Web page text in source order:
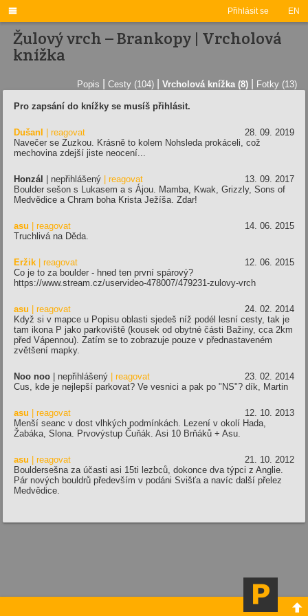
Přihlásit se EN

Žulový vrch – Brankopy | Vrcholová
knížka
Popis Cesty (104) Vrcholová knížka (8) Fotky (13)
Pro zapsání do knížky se musíš přihlásit.
DušanI | reagovat
28. 09. 2019
Navečer se Zuzkou. Krásně to kolem Nohsleda prokáceli, což
mechovina zdejší jiste neocení...
Honzál | nepřihlášený | reagovat
13. 09. 2017
Boulder sešon s Lukasem a s Ájou. Mamba, Kwak, Grizzly, Sons of
Medvědice a Chram boha Krista Ježíša. Zdar!
asu | reagovat
14. 06. 2015
Truchlivá na Děda.
Eržik | reagovat
12. 06. 2015
Co je to za boulder - hned ten první spárový?
https://www.stream.cz/uservideo-478007/479231-zulovy-vrch
asu | reagovat
24. 02. 2014
Když si v mapce u Popisu oblasti sjedeš níž podél lesní cesty, tak je
tam ikona P jako parkoviště (kousek od obytné části Bažiny, cca 2km
před Vápennou). Zatím se to zobrazuje pouze v přednastaveném
zvětšení mapky.
Noo noo | nepřihlášený | reagovat
23. 02. 2014
Cus, kde je nejlepší parkovat? Ve vesnici a pak po "NS"? dík, Martin
asu | reagovat
12. 10. 2013
Menší seanc v dost vlhkých podmínkách. Lezení v okolí Hada,
Žabáka, Slona. Prvovýstup Čuňák. Asi 10 Brňáků + Asu.
asu | reagovat
21. 10. 2012
Bouldersešna za účasti asi 15ti lezbců, dokonce dva týpci z Anglie.
Pár nových bouldrů především v podáni Svišťa a navíc další přelez
Medvědice.
